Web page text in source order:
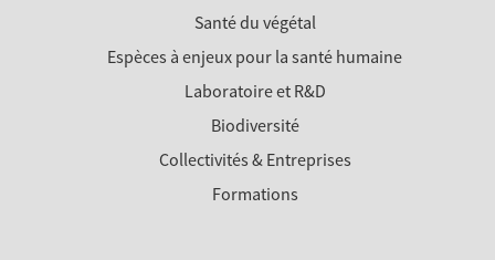
Santé du végétal
Espèces à enjeux pour la santé humaine
Laboratoire et R&D
Biodiversité
Collectivités & Entreprises
Formations